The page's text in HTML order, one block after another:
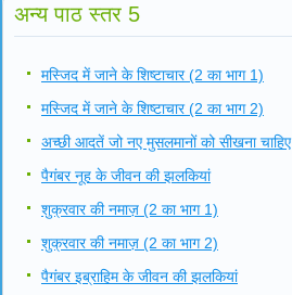
अन्य पाठ स्तर 5
मस्जिद में जाने के शिष्टाचार (2 का भाग 1)
मस्जिद में जाने के शिष्टाचार (2 का भाग 2)
अच्छी आदतें जो नए मुसलमानों को सीखना चाहिए
पैगंबर नूह के जीवन की झलकियां
शुक्रवार की नमाज़ (2 का भाग 1)
शुक्रवार की नमाज़ (2 का भाग 2)
पैगंबर इब्राहिम के जीवन की झलकियां